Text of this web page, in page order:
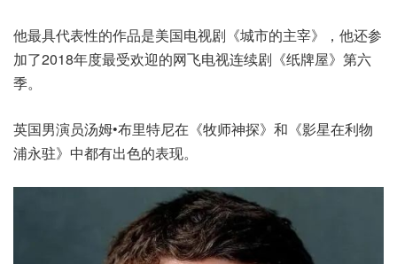
他最具代表性的作品是美国电视剧《城市的主宰》，他还参
加了2018年度最受欢迎的网飞电视连续剧《纸牌屋》第六
季。
英国男演员汤姆•布里特尼在《牧师神探》和《影星在利物
浦永驻》中都有出色的表现。